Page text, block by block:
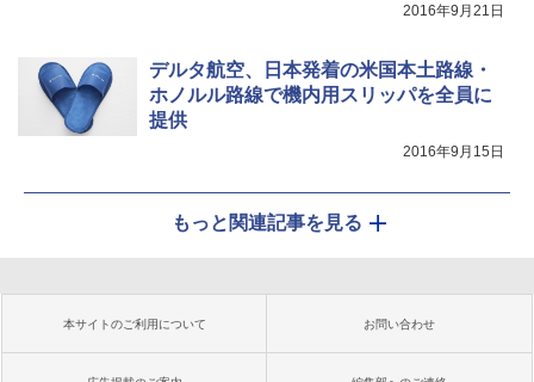
2016年9月21日
デルタ航空、日本発着の米国本土路線・
ホノルル路線で機内用スリッパを全員に
提供
2016年9月15日
もっと関連記事を見る
本サイトのご利用について お問い合わせ